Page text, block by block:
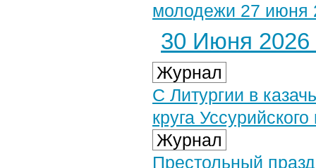
молодежи 27 июня
30 Июня 2026
Журнал
С Литургии в
круга
Журнал
Престольный